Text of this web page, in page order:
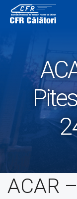
content
ACAR –